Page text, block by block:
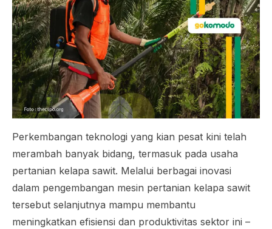
Perkembangan teknologi yang kian pesat kini telah
merambah banyak bidang, termasuk pada usaha
pertanian kelapa sawit. Melalui berbagai inovasi
dalam pengembangan mesin pertanian kelapa sawit
tersebut selanjutnya mampu membantu
meningkatkan efisiensi dan produktivitas sektor ini –